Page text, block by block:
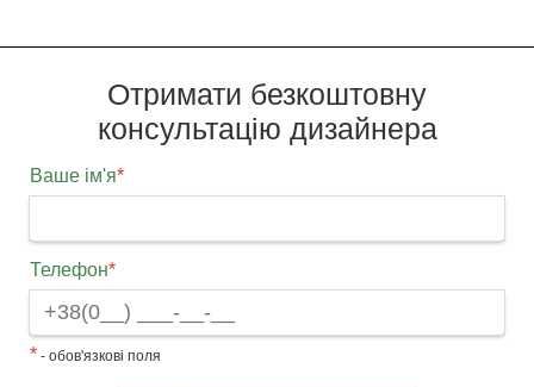
Отримати безкоштовну
консультацію дизайнера
Ваше ім'я*
Телефон*
* - обов'язкові поля